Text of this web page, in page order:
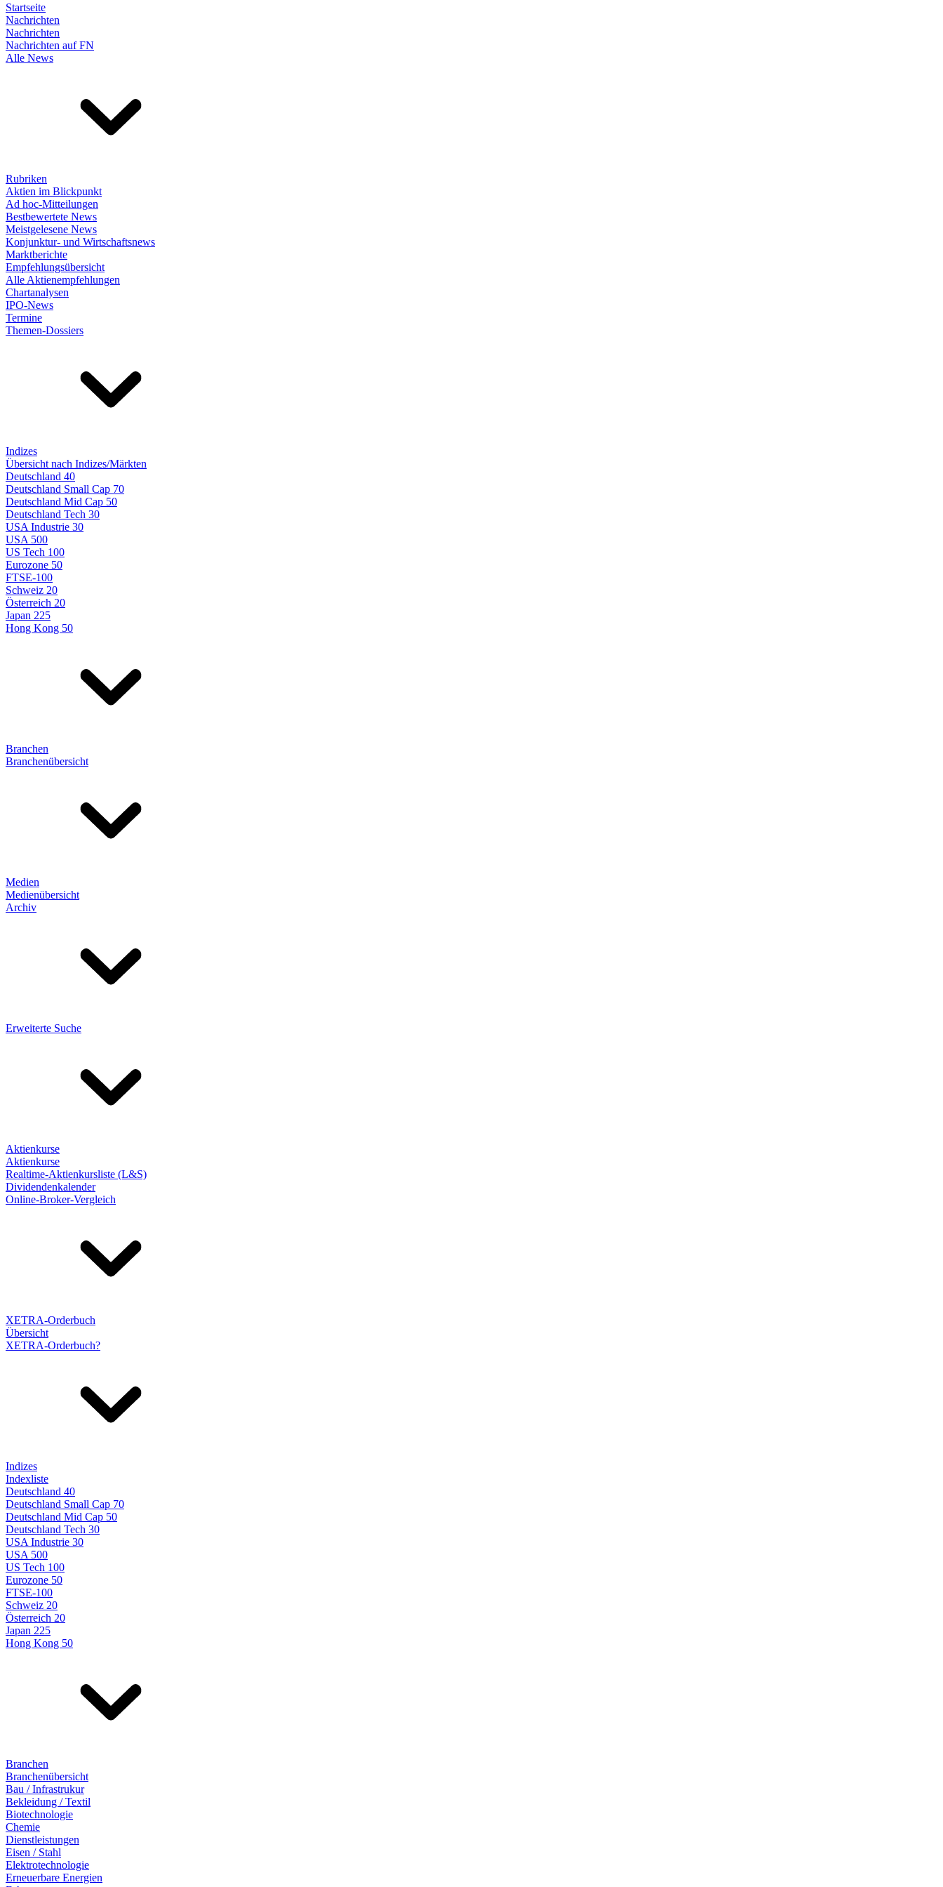
Startseite
Nachrichten
Nachrichten
Nachrichten auf FN
Alle News
Rubriken
Aktien im Blickpunkt
Ad hoc-Mitteilungen
Bestbewertete News
Meistgelesene News
Konjunktur- und Wirtschaftsnews
Marktberichte
Empfehlungsübersicht
Alle Aktienempfehlungen
Chartanalysen
IPO-News
Termine
Themen-Dossiers
Indizes
Übersicht nach Indizes/Märkten
Deutschland 40
Deutschland Small Cap 70
Deutschland Mid Cap 50
Deutschland Tech 30
USA Industrie 30
USA 500
US Tech 100
Eurozone 50
FTSE-100
Schweiz 20
Österreich 20
Japan 225
Hong Kong 50
Branchen
Branchenübersicht
Medien
Medienübersicht
Archiv
Erweiterte Suche
Aktienkurse
Aktienkurse
Realtime-Aktienkursliste (L&S)
Dividendenkalender
Online-Broker-Vergleich
XETRA-Orderbuch
Übersicht
XETRA-Orderbuch?
Indizes
Indexliste
Deutschland 40
Deutschland Small Cap 70
Deutschland Mid Cap 50
Deutschland Tech 30
USA Industrie 30
USA 500
US Tech 100
Eurozone 50
FTSE-100
Schweiz 20
Österreich 20
Japan 225
Hong Kong 50
Branchen
Branchenübersicht
Bau / Infrastrukur
Bekleidung / Textil
Biotechnologie
Chemie
Dienstleistungen
Eisen / Stahl
Elektrotechnologie
Erneuerbare Energien